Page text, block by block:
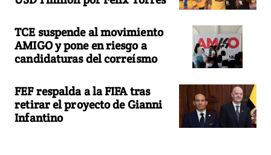
TCE suspende al movimiento
AMIGO y pone en riesgo a
candidaturas del correísmo
FEF respalda a la FIFA tras
retirar el proyecto de Gianni
Infantino